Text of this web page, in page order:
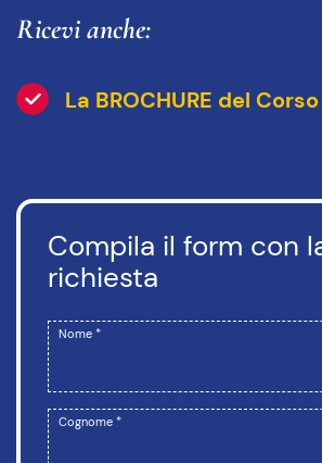
Ricevi anche:
La BROCHURE del Corso
Compila il form con
richiesta
Nome *
Cognome *